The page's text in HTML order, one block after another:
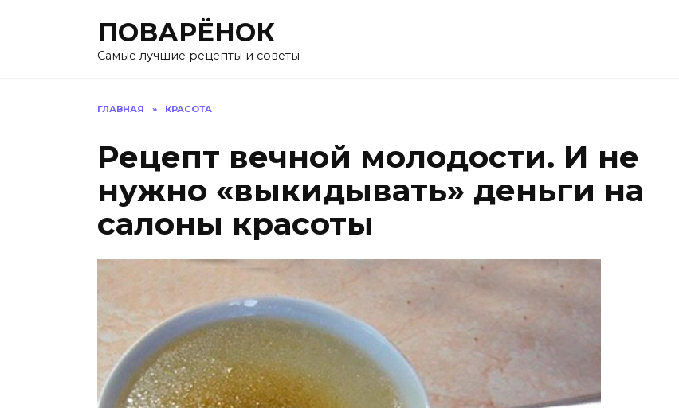
ПОВАРЁНОК
Самые лучшие рецепты и советы
ГЛАВНАЯ » КРАСОТА
Рецепт вечной молодости. И не
нужно «выкидывать» деньги на
салоны красоты